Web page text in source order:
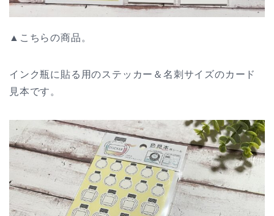
▲こちらの商品。
インク瓶に貼る用のステッカー＆名刺サイズのカード
見本です。